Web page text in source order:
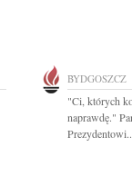
BYDGOSZCZ
"Ci, których
naprawdę."